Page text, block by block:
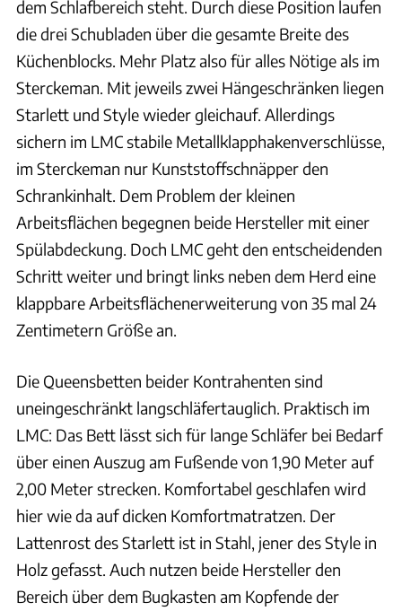
dem Schlafbereich steht. Durch diese Position laufen
die drei Schubladen über die gesamte Breite des
Küchenblocks. Mehr Platz also für alles Nötige als im
Sterckeman. Mit jeweils zwei Hängeschränken liegen
Starlett und Style wieder gleichauf. Allerdings
sichern im LMC stabile Metallklapphakenverschlüsse,
im Sterckeman nur Kunststoffschnäpper den
Schrankinhalt. Dem Problem der kleinen
Arbeitsflächen begegnen beide Hersteller mit einer
Spülabdeckung. Doch LMC geht den entscheidenden
Schritt weiter und bringt links neben dem Herd eine
klappbare Arbeitsflächenerweiterung von 35 mal 24
Zentimetern Größe an.
Die Queensbetten beider Kontrahenten sind
uneingeschränkt langschläfertauglich. Praktisch im
LMC: Das Bett lässt sich für lange Schläfer bei Bedarf
über einen Auszug am Fußende von 1,90 Meter auf
2,00 Meter strecken. Komfortabel geschlafen wird
hier wie da auf dicken Komfortmatratzen. Der
Lattenrost des Starlett ist in Stahl, jener des Style in
Holz gefasst. Auch nutzen beide Hersteller den
Bereich über dem Bugkasten am Kopfende der